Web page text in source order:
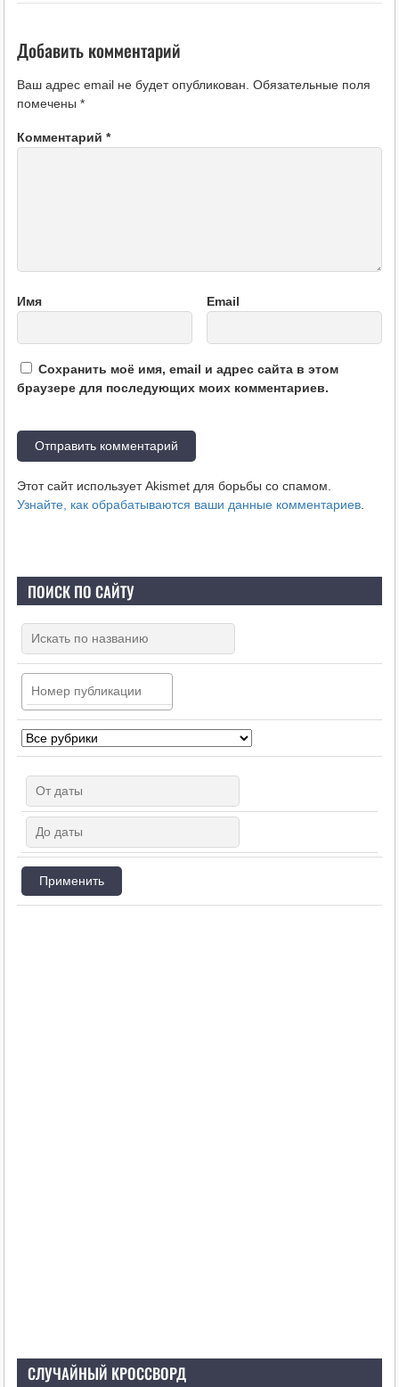
Добавить комментарий
Ваш адрес email не будет опубликован. Обязательные поля
помечены *
Комментарий *
Имя Email
Сохранить моё имя, email и адрес сайта в этом
браузере для последующих моих комментариев.
Этот сайт использует Akismet для борьбы со спамом.
Узнайте, как обрабатываются ваши данные комментариев.
ПОИСК ПО САЙТУ
СЛУЧАЙНЫЙ КРОССВОРД